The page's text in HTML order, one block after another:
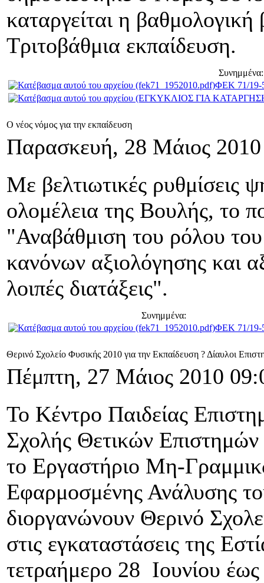
καταργείται η
Τριτοβάθμια εκπαίδευση.
Συνημμένα:
ΦΕΚ 71/19-
Ο νέος νόμος για την εκπαίδευση
Παρασκευή, 28 Μάιος
Με βελτιωτικές ρυθμίσεις
ολομέλεια της Βουλής, το
"Αναβάθμιση του ρόλου
κανόνων αξιολόγησης και
λοιπές διατάξεις".
Συνημμένα:
ΦΕΚ 71/19-
Θερινό Σχολείο Φυσικής 2010 για την Εκπαίδευση ? Δίαυλοι
Πέμπτη, 27 Μάιος 2010
Το Κέντρο Παιδείας
Σχολής Θετικών
το Εργαστήριο Μη-
Εφαρμοσμένης Ανάλυσης
διοργανώνουν Θερινό
στις εγκαταστάσεις της
τετραήμερο 28 Ιουνίου